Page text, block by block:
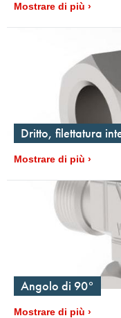
Mostrare di più
Dritto, filettatura
Mostrare di più
Angolo di 90°
Mostrare di più